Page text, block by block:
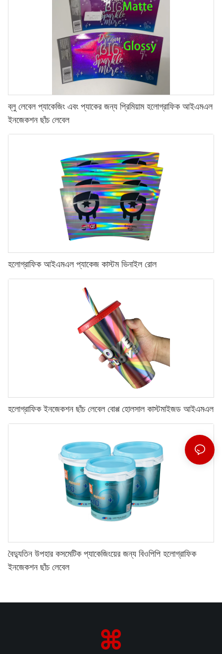
ব্লু লেবেল প্যাকেজিং এবং প্যাকের জন্য প্রিমিয়াম হলোগ্রাফিক আইএমএল
ইনজেকশন ছাঁচ লেবেল
হলোগ্রাফিক আইএমএল প্যাকেজ কাস্টম ভিনাইল রোল
হলোগ্রাফিক ইনজেকশন ছাঁচ লেবেল বোপ্প ​​হোলসাল কাস্টমাইজড আইএমএল
বৈদ্যুতিন উপহার কসমেটিক প্যাকেজিংয়ের জন্য বিওপিপি হলোগ্রাফিক
ইনজেকশন ছাঁচ লেবেল